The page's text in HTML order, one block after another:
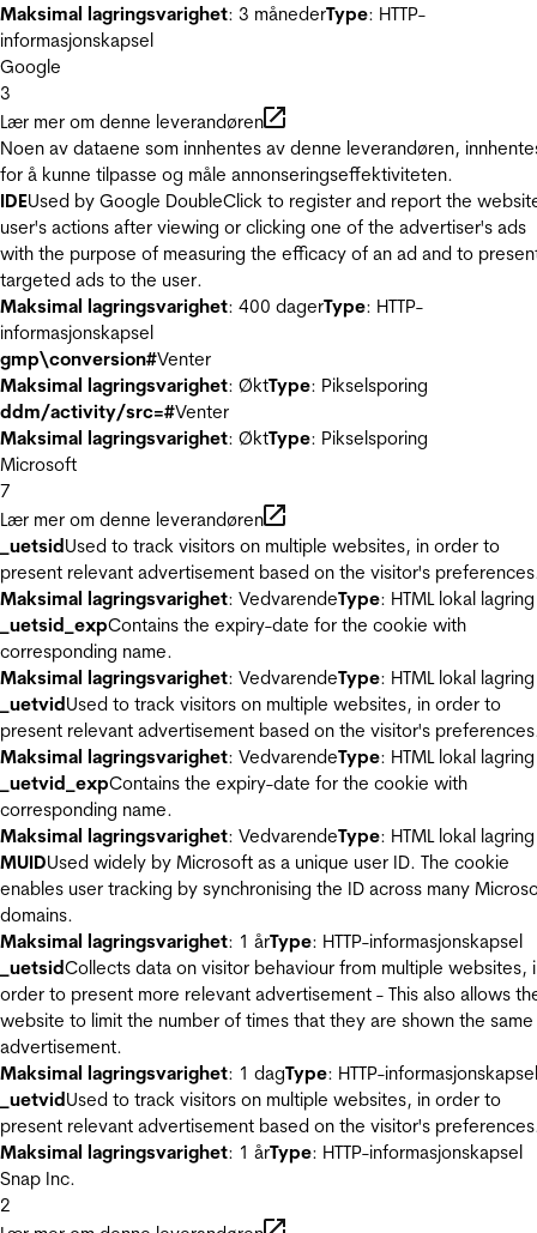
Maksimal lagringsvarighet: 3 månederType: HTTP-
informasjonskapsel
Google
3
Lær mer om denne leverandøren
Noen av dataene som innhentes av denne leverandøren,
for å kunne tilpasse og måle annonseringseffektiviteten.
IDEUsed by Google DoubleClick to register and report the
user's actions after viewing or clicking one of the advertiser's ads
with the purpose of measuring the efficacy of an ad and to
targeted ads to the user.
Maksimal lagringsvarighet: 400 dagerType: HTTP-
informasjonskapsel
gmp\conversion#Venter
Maksimal lagringsvarighet: ØktType: Pikselsporing
ddm/activity/src=#Venter
Maksimal lagringsvarighet: ØktType: Pikselsporing
Microsoft
7
Lær mer om denne leverandøren
_uetsidUsed to track visitors on multiple websites, in order to
present relevant advertisement based on the visitor's
Maksimal lagringsvarighet: VedvarendeType: HTML lokal lagring
_uetsid_expContains the expiry-date for the cookie with
corresponding name.
Maksimal lagringsvarighet: VedvarendeType: HTML lokal lagring
_uetvidUsed to track visitors on multiple websites, in order to
present relevant advertisement based on the visitor's
Maksimal lagringsvarighet: VedvarendeType: HTML lokal lagring
_uetvid_expContains the expiry-date for the cookie with
corresponding name.
Maksimal lagringsvarighet: VedvarendeType: HTML lokal lagring
MUIDUsed widely by Microsoft as a unique user ID. The cookie
enables user tracking by synchronising the ID across many
domains.
Maksimal lagringsvarighet: 1 årType: HTTP-informasjonskapsel
_uetsidCollects data on visitor behaviour from multiple websites,
order to present more relevant advertisement - This also allows
website to limit the number of times that they are shown the same
advertisement.
Maksimal lagringsvarighet: 1 dagType: HTTP-informasjonskapsel
_uetvidUsed to track visitors on multiple websites, in order to
present relevant advertisement based on the visitor's
Maksimal lagringsvarighet: 1 årType: HTTP-informasjonskapsel
Snap Inc.
2